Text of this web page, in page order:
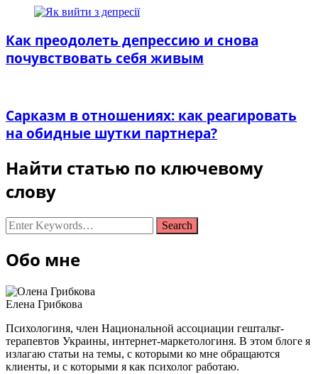
Как преодолеть депрессию и снова
почувствовать себя живым
Сарказм в отношениях: как реагировать
на обидные шутки партнера?
Найти статью по ключевому
слову
Looking
for
Обо мне
Елена Грибкова
Психологиня, член Национальной ассоциации гештальт-
терапевтов Украины, интернет-маркетологиня. В этом блоге я
излагаю статьи на темы, с которыми ко мне обращаются
клиенты, и с которыми я как психолог работаю.